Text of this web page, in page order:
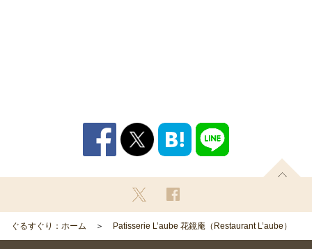
ぐるすぐり：ホーム Patisserie L’aube 花鏡庵（Restaurant L’aube）